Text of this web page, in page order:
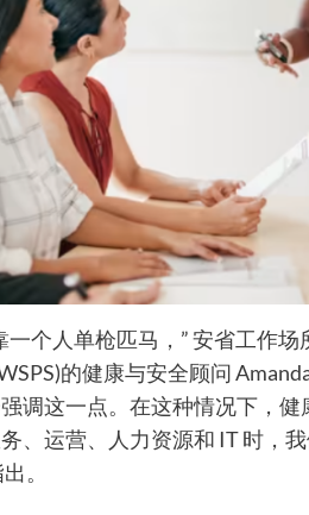
个人单枪匹马，” 安省工作
的健康与安全顾问
调这一点。在这种情况下，
、运营、人力资源和 IT 时，
。